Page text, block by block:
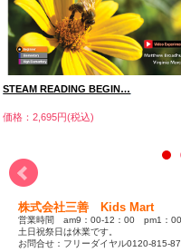
STEAM READING BEGIN…
価格：2,695円(税込)
株式会社三善 Kids Mart
営業時間 am9：00-12：00 pm1：
土日祝祭日は休業です。
お問合せ：フリーダイヤル0120-815-